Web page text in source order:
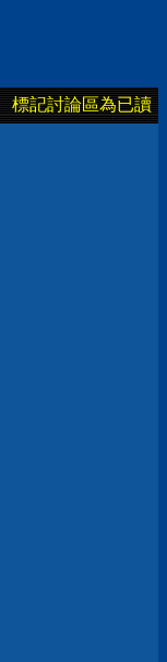
標記討論區為已讀